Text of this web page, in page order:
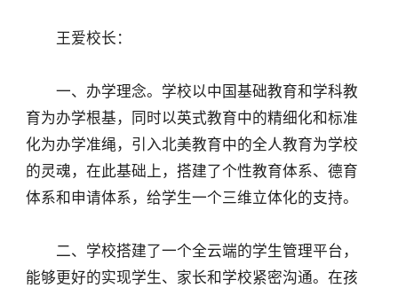
王爱校长：
一、办学理念。学校以中国基础教育和学科教
育为办学根基，同时以英式教育中的精细化和标准
化为办学准绳，引入北美教育中的全人教育为学校
的灵魂，在此基础上，搭建了个性教育体系、德育
体系和申请体系，给学生一个三维立体化的支持。
二、学校搭建了一个全云端的学生管理平台，
能够更好的实现学生、家长和学校紧密沟通。在孩